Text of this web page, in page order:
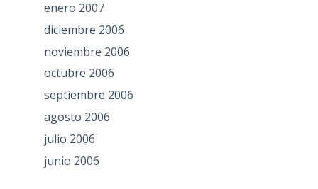
enero 2007
diciembre 2006
noviembre 2006
octubre 2006
septiembre 2006
agosto 2006
julio 2006
junio 2006